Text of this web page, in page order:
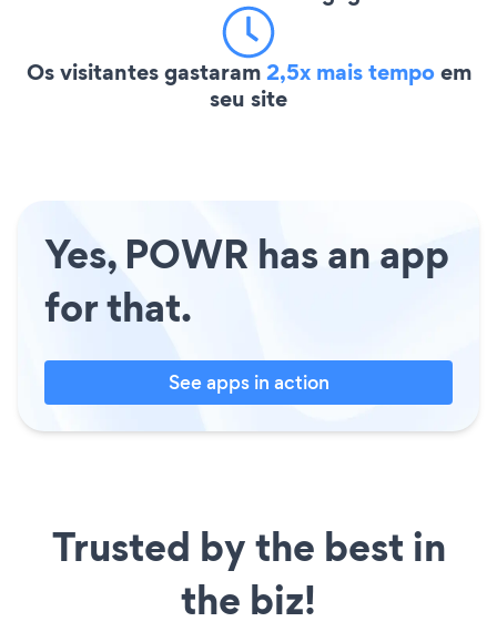
Os visitantes gastaram2,5x mais tempoem
seu site
Yes, POWR has an app
for that.
See apps in action
Trusted by the best in
the biz!